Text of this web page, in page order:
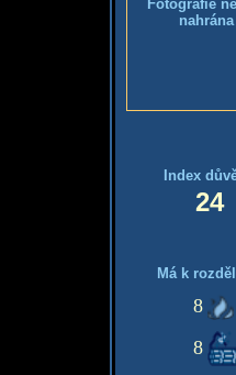
Fotografie
nahrána
Index
24
Má k
8
8